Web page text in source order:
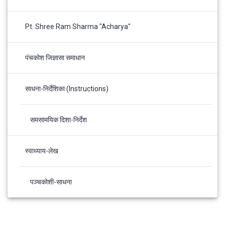
Pt. Shree Ram Sharma "Acharya"
पंचकोश जिज्ञासा समाधान
साधना-निर्देशिका (Instructions)
समसामयिक दिशा-निर्देश
स्वाध्याय-लेख
पञ्चकोशी-साधना